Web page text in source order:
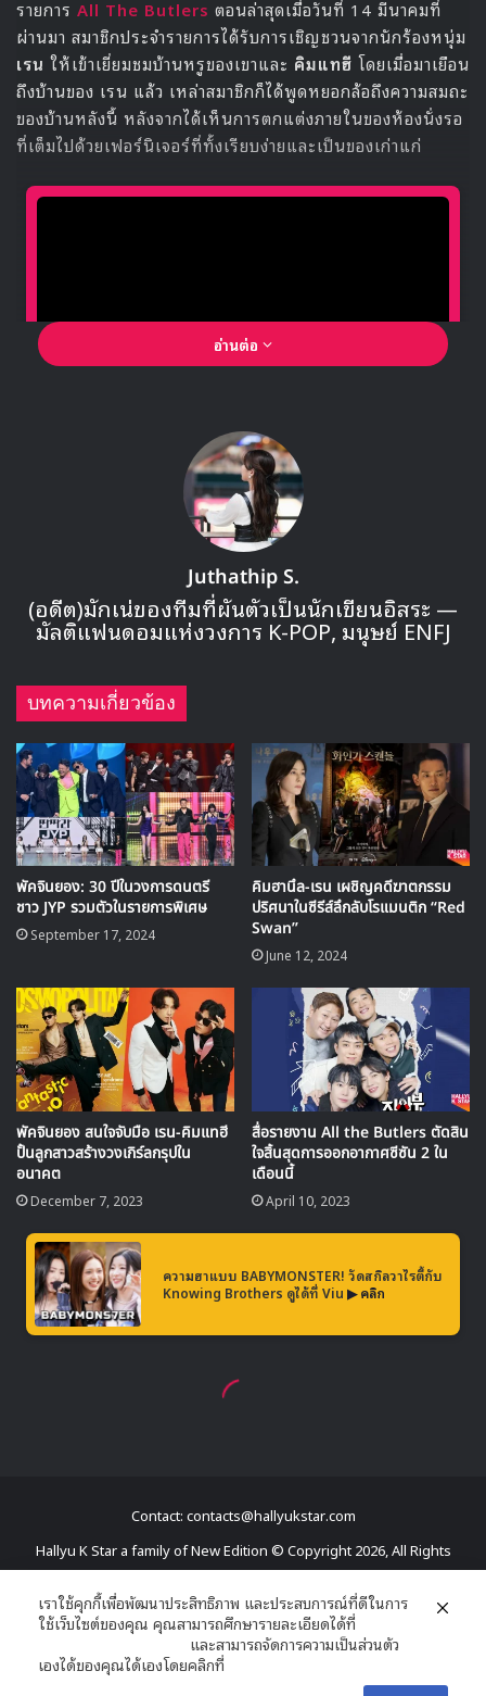
รอติดตามผลงานอัลบัมและเพลงไตเติล ‘I Like You’ ผลงานเด
บิวต์อย่างเป็นทางการของบอยกรุป Ciipher พร้อมกับการ
ปรากฏตัวของ คิมแทฮี ในมิวสิควิดีโอได้ในช่วงเย็นวันนี้ เวลา
16.00 น. ตามเวลาไทย
Contact: contacts@hallyukstar.com
Hallyu K Star a family of New Edition © Copyright 2026, All Rights
Facebook
X YouTube
RSS
Dailymotion
เราใช้คุกกี้เพื่อพัฒนาประสิทธิภาพ และประสบการณ์ที่ดีในการ
ใช้เว็บไซต์ของคุณ คุณสามารถศึกษารายละเอียดได้ที่
และสามารถจัดการความเป็นส่วนตัว
เองได้ของคุณได้เองโดยคลิกที่